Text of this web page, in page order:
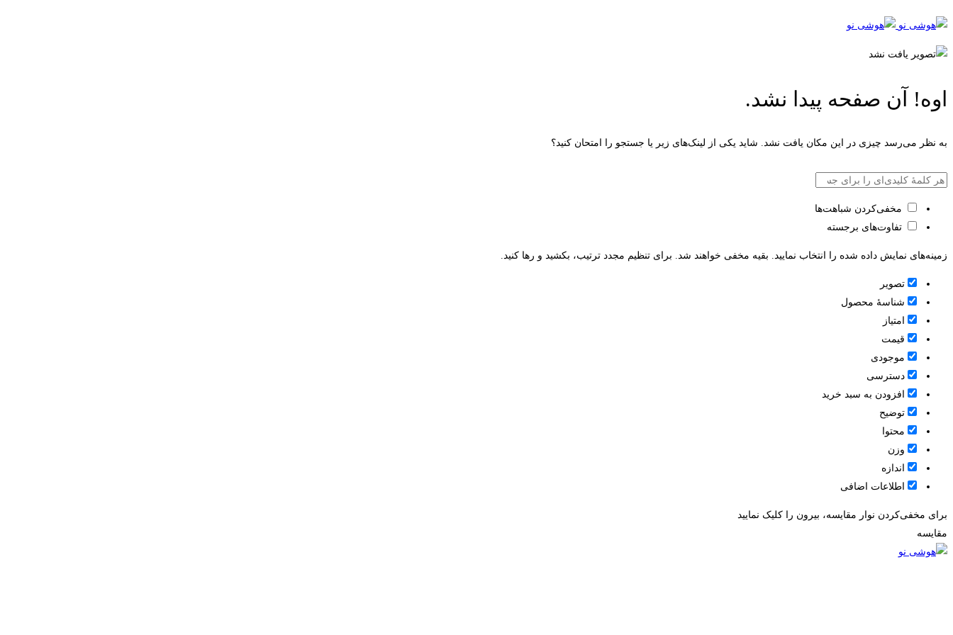
اوه! آن صفحه پیدا نشد.
به نظر می‌رسد چیزی در این مکان یافت نشد. شاید یکی از لینک‌های زیر یا جستجو را امتحان کنید؟
مخفی‌کردن شباهت‌ها
تفاوت‌های برجسته
زمینه‌های نمایش داده شده را انتخاب نمایید. بقیه مخفی خواهند شد. برای تنظیم مجدد ترتیب، بکشید و رها کنید.
تصویر
شناسۀ محصول
امتیاز
قيمت
موجودی
دسترسی
افزودن به سبد خرید
توضیح
محتوا
وزن
اندازه
اطلاعات اضافی
برای مخفی‌کردن نوار مقایسه، بیرون را کلیک نمایید
مقایسه